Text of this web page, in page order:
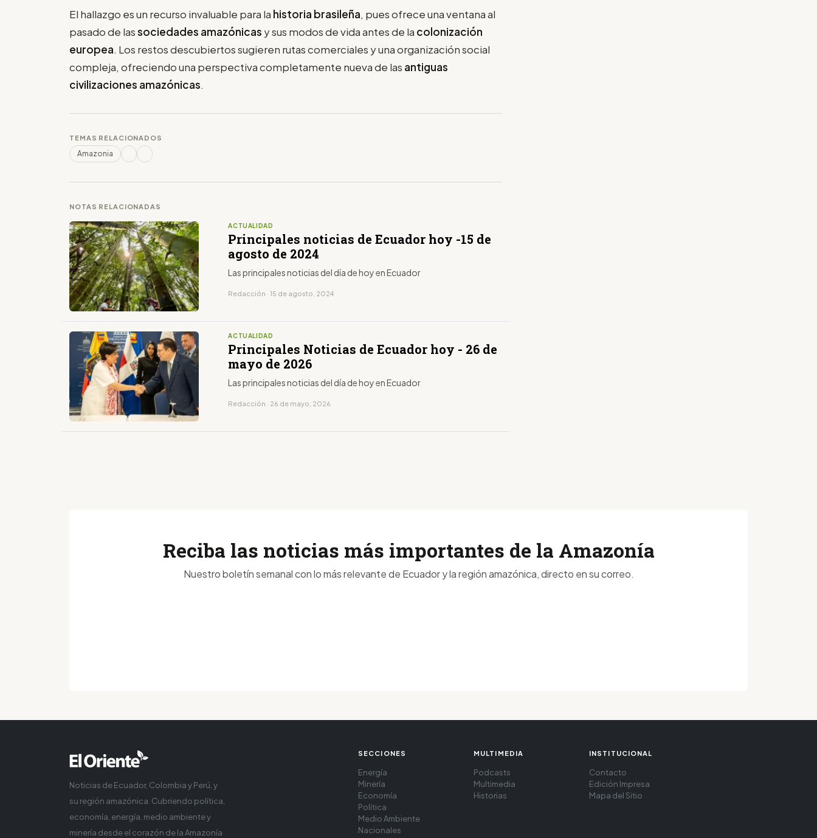
El hallazgo es un recurso invaluable para la historia brasileña, pues ofrece una ventana al
pasado de lassociedades amazónicas y sus modos de vida antes de la colonización
europea. Los restos descubiertos sugieren rutas comerciales y una organización social
compleja, ofreciendo una perspectiva completamente nueva de las antiguas
civilizaciones amazónicas.
TEMAS RELACIONADOS
Amazonia
NOTAS RELACIONADAS
ACTUALIDAD
Principales noticias de Ecuador hoy -15 de
agosto de 2024
Las principales noticias del día de hoy en Ecuador
Redacción · 15 de agosto, 2024
ACTUALIDAD
Principales Noticias de Ecuador hoy - 26 de
mayo de 2026
Las principales noticias del día de hoy en Ecuador
Redacción · 26 de mayo, 2026
Reciba las noticias más importantes de la Amazonía
Nuestro boletín semanal con lo más relevante de Ecuador y la región amazónica, directo en su correo.
Noticias de Ecuador, Colombia y Perú, y
su región amazónica. Cubriendo política,
economía, energía, medio ambiente y
minería desde el corazón de la Amazonía
SECCIONES
Energía
Minería
Economía
Política
Medio Ambiente
Nacionales
MULTIMEDIA
Podcasts
Multimedia
Historias
INSTITUCIONAL
Contacto
Edición Impresa
Mapa del Sitio